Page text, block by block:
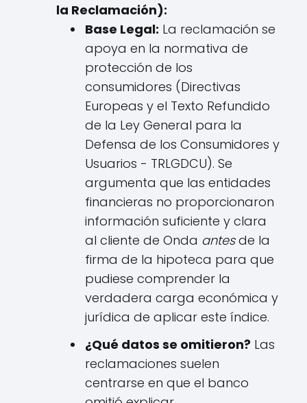
la Reclamación):
Base Legal: La reclamación se
apoya en la normativa de
protección de los
consumidores (Directivas
Europeas y el Texto Refundido
de la Ley General para la
Defensa de los Consumidores y
Usuarios - TRLGDCU). Se
argumenta que las entidades
financieras no proporcionaron
información suficiente y clara
al cliente de Onda antesde la
firma de la hipoteca para que
pudiese comprender la
verdadera carga económica y
jurídica de aplicar este índice.
¿Qué datos se omitieron? Las
reclamaciones suelen
centrarse en que el banco